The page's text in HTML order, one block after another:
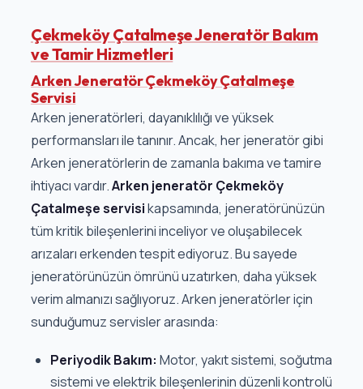
Çekmeköy Çatalmeşe Jeneratör Bakım
ve Tamir Hizmetleri
Arken Jeneratör Çekmeköy Çatalmeşe
Servisi
Arken jeneratörleri, dayanıklılığı ve yüksek
performansları ile tanınır. Ancak, her jeneratör gibi
Arken jeneratörlerin de zamanla bakıma ve tamire
ihtiyacı vardır.Arken jeneratör Çekmeköy
Çatalmeşe servisikapsamında, jeneratörünüzün
tüm kritik bileşenlerini inceliyor ve oluşabilecek
arızaları erkenden tespit ediyoruz. Bu sayede
jeneratörünüzün ömrünü uzatırken, daha yüksek
verim almanızı sağlıyoruz. Arken jeneratörler için
sunduğumuz servisler arasında:
Periyodik Bakım: Motor, yakıt sistemi, soğutma
sistemi ve elektrik bileşenlerinin düzenli kontrolü